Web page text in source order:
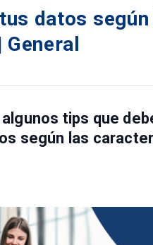
datos
tips que
según las